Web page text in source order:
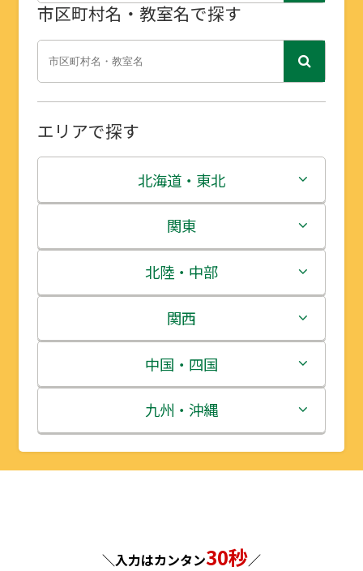
市区町村名・教室名で探す
エリアで探す
北海道・東北
北海道
青森県
岩手県
宮城県
秋田県
山形県
関東
茨城県
栃木県
群馬県
埼玉県
千葉県
北陸・中部
新潟県
富山県
石川県
福井県
関西
三重県
滋賀県
京都府
中国・四国
鳥取県
島根県
九州・沖縄
福岡県
＼入力はカンタン30秒／